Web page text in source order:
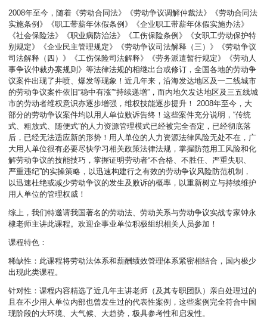
2008年至今，随着《劳动合同法》《劳动争议调解仲裁法》《劳动合同法
实施条例》《职工带薪年休假条例》《企业职工带薪年休假实施办法》
《社会保险法》《职业病防治法》《工伤保险条例》《女职工劳动保护特
别规定》《企业民主管理规定》《劳动争议司法解释（三）》《劳动争议
司法解释（四）》《工伤保险司法解释》《劳务派遣暂行规定》《劳动人
事争议仲裁办案规则》等法律法规的相继出台或修订，全国各地的劳动争
议案件出现了井喷、爆发等现象！近几年来，沿海发达地区及一二线城市
的劳动争议案件依旧“稳中有涨”“持续递增”，而内地欠发达地区及三五线城
市的劳动者维权意识亦逐步增强，维权技能逐步提升！ 2008年至今，大
部分的劳动争议案件均以用人单位败诉告终！这些案件充分说明，“传统
式、粗放式、随便式”的人力资源管理模式已经被完全否定，已经彻底落
后，已经无法适应新的形势！用人单位的人力资源法律风险无处不在，广
大用人单位很有必要尽快学习相关政策法律法规，掌握防范用工风险和化
解劳动争议的技能技巧，掌握证明劳动者“不合格、不胜任、严重失职、
严重违纪”的实操策略，以迅速构建行之有效的劳动争议风险防范机制，
以迅速杜绝或减少劳动争议的发生及败诉的概率，以重新树立与持续维护
用人单位的管理权威！
综上，我们特邀请我国著名的劳动法、劳动关系与劳动争议实战专家钟永
棣老师主讲此课程。欢迎企事业单位积极组织相关人员参加！
课程特色：
稀缺性：此课程将劳动法体系和薪酬绩效管理体系紧密相结合，国内极少
出现此类课程。
针对性：课程内容精选了近几年主讲老师（及其专职团队）亲自处理过的
且在不少用人单位内部也曾发生过的代表性案例，这些案例完全符合中国
现阶段的大环境、大气候、大趋势，极具参考性和启发性。